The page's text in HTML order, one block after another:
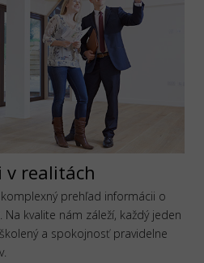
v realitách
prehľad informácii o
kvalite nám záleží, každý jeden
a spokojnosť pravidelne